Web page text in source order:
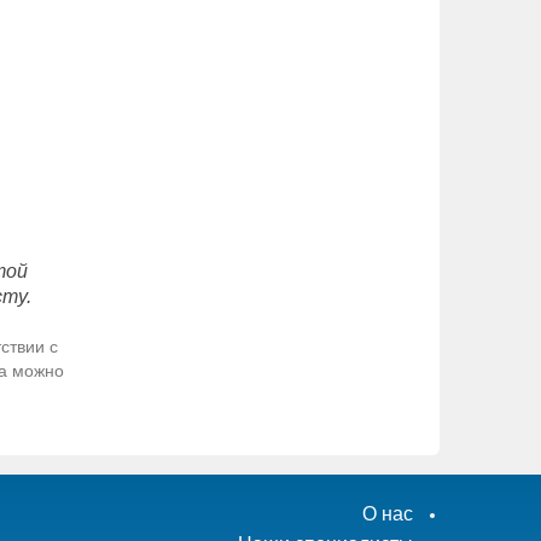
с
можно
О нас